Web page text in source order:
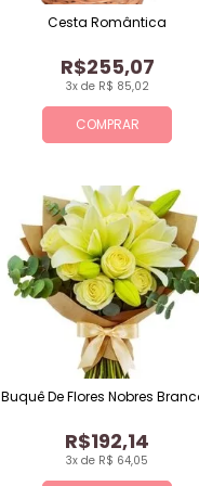
COMPRAR
3x de R$ 85,02
R$255,07
Cesta Romântica
3x de R$ 64,05
R$192,14
Buquê De Flores Nobres